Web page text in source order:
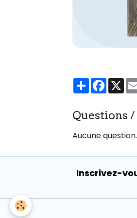
PartagerX
Questions /
Aucune
Inscrivez-